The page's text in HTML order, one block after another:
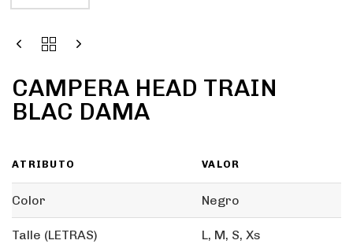
CAMPERA HEAD TRAIN
BLAC DAMA
ATRIBUTO VALOR
Color Negro
Talle (LETRAS) L, M, S, Xs